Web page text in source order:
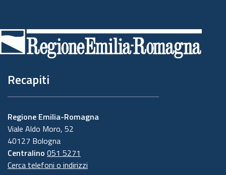
di
pagina
Recapiti
Regione Emilia-Romagna
Viale Aldo Moro, 52
40127 Bologna
Centralino 051 5271
Cerca telefoni o indirizzi